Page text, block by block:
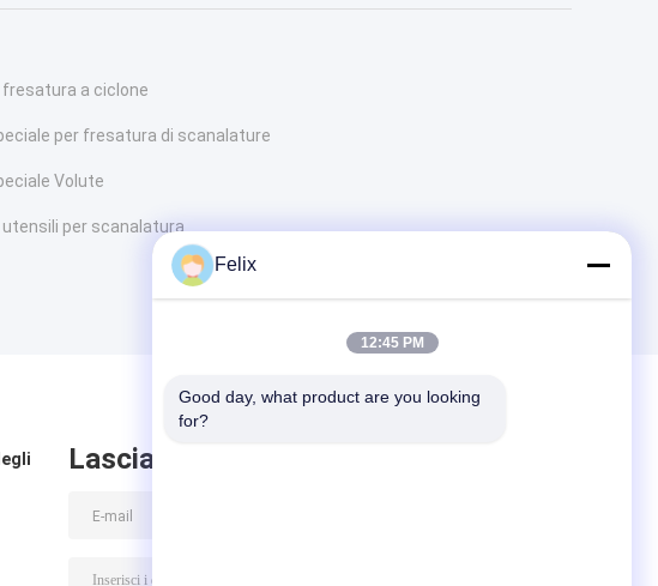
fresatura a ciclone
per fresatura di scanalature
Volute
utensili per scanalatura
Lasciare messaggio
Felix
12:45 PM
Good day, what product are you looking
for?